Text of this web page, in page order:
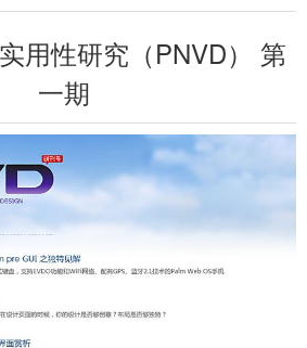
用性研究（PNVD） 第
一期